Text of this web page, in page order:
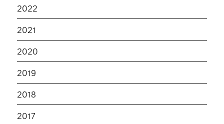
2022
2021
2020
2019
2018
2017